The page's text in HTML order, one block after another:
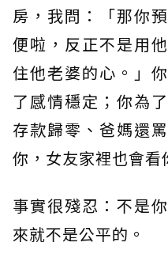
房，我問：「那你
便啦，反正不是用
住他老婆的心。」
了感情穩定；你為
存款歸零、爸媽還
你，女友家裡也會看
事實很殘忍：不是
來就不是公平的。